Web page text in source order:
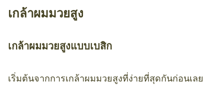
เกล้าผมมวยสูง
เกล้าผมมวยสูงแบบเบสิก
เริ่มต้นจากการเกล้าผมมวยสูงที่ง่ายที่สุดกันก่อนเลย